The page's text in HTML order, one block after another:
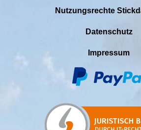
Nutzungsrechte
Datenschutz
Impressum